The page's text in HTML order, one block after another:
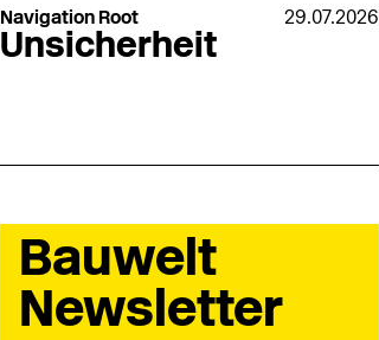
Navigation Root 29.07.2026
Unsicherheit
Bauwelt
Newsletter